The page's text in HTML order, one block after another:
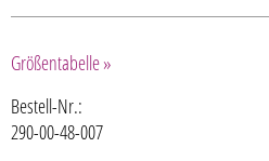
Größentabelle »
Bestell-Nr.:
290-00-48-007